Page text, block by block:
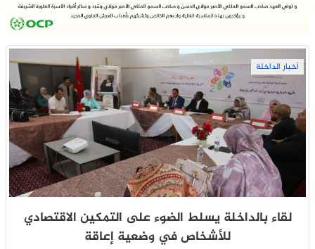
أخبار الداخلة
لقاء بالداخلة يسلط الضوء على التمكين الاقتصادي
للأشخاص في وضعية إعاقة